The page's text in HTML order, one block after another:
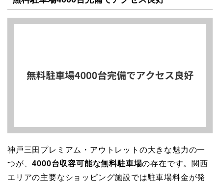
神戸三田プレミアム・アウトレットの大きな魅力の一
つが、4000台収容可能な無料駐車場の存在です。関西
エリアの主要なショッピング施設では駐車場料金が発